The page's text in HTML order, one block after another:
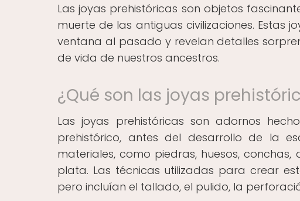
Las joyas prehistóricas son objetos
muerte de las antiguas civilizaciones. Estas
ventana al pasado y revelan detalles
de vida de nuestros ancestros.
¿Qué son las joyas
Las joyas prehistóricas son adornos
prehistórico, antes del desarrollo de la
materiales, como piedras, huesos,
plata. Las técnicas utilizadas para crear
pero incluían el tallado, el pulido, la